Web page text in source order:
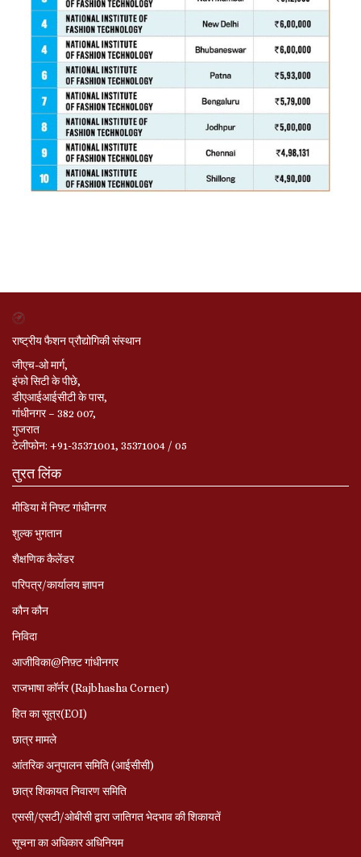
राष्ट्रीय फैशन प्रौद्योगिकी संस्थान
जीएच-ओ मार्ग,
इंफो सिटी के पीछे,
डीएआईआईसीटी के पास,
गांधीनगर – 382 007,
गुजरात
टेलीफोन: +91-35371001, 35371004 / 05
तुरत लिंक
मीडिया में निफ्ट गांधीनगर
शुल्क भुगतान
शैक्षणिक कैलेंडर
परिपत्र/कार्यालय ज्ञापन
कौन कौन
निविदा
आजीविका@निफ़्ट गांधीनगर
राजभाषा कॉर्नर (Rajbhasha Corner)
हित का सूत्र(EOI)
छात्र मामले
आंतरिक अनुपालन समिति (आईसीसी)
छात्र शिकायत निवारण समिति
एससी/एसटी/ओबीसी द्वारा जातिगत भेदभाव की शिकायतें
सूचना का अधिकार अधिनियम